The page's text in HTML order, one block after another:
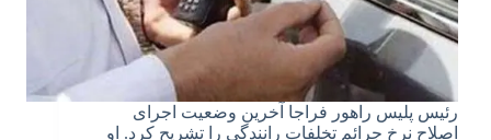
رئیس پلیس راهور فراجا آخرین وضعیت اجرای
اصلاح نرخ جرائم تخلفات رانندگی را تشریح کرد. او